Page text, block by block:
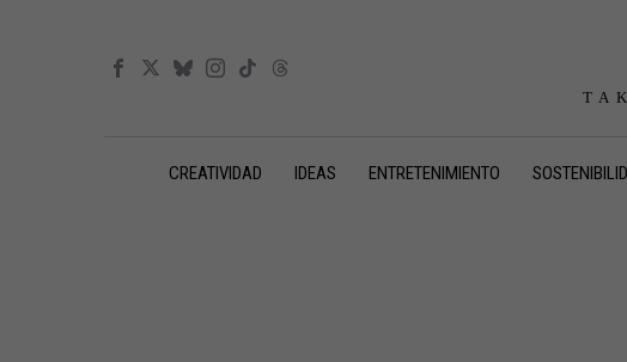
CREATIVIDAD IDEAS ENTRETENIMIENTO